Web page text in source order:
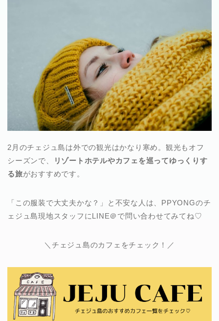
2月のチェジュ島は外での観光はかなり寒め。観光もオフ
シーズンで、
リゾートホテルやカフェを巡ってゆっくりす
る旅がおすすめです。
「この服装で大丈夫かな？」と不安な人は、PPYONGのチ
ェジュ島現地スタッフにLINE＠で問い合わせてみてね♡
＼チェジュ島のカフェをチェック！／